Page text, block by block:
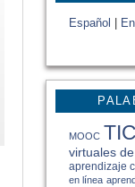
Español
MOOC TIC
virtuales
aprendizaje
en línea